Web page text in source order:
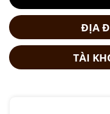
ĐỊA
TÀI